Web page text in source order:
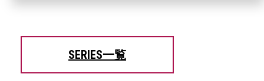
SERIES一覧